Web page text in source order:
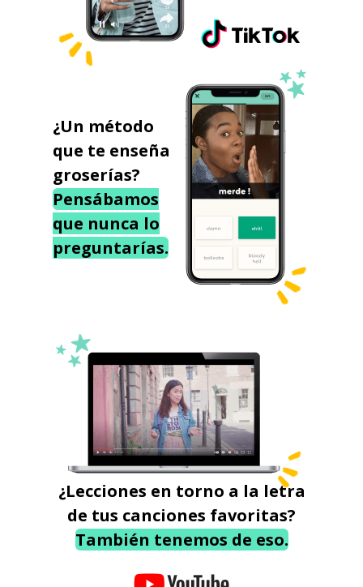
¿Un método
que te enseña
groserías?
Pensábamos
que nunca lo
preguntarías.
¿Lecciones en torno a la letra
de tus canciones favoritas?
También tenemos de eso.